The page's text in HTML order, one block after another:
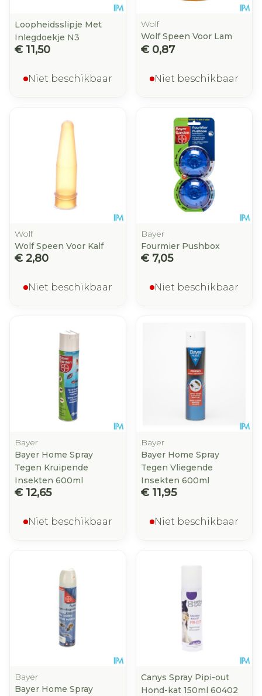
Loopheidsslipje Met
Inlegdoekje N3
€ 11,50
Niet beschikbaar
Wolf
Wolf Speen Voor Lam
€ 0,87
Niet beschikbaar
Wolf
Wolf Speen Voor Kalf
€ 2,80
Niet beschikbaar
Bayer
Fourmier Pushbox
€ 7,05
Niet beschikbaar
Bayer
Bayer Home Spray
Tegen Kruipende
Insekten 600ml
€ 12,65
Niet beschikbaar
Bayer
Bayer Home Spray
Tegen Vliegende
Insekten 600ml
€ 11,95
Niet beschikbaar
Bayer
Bayer Home Spray
Canys Spray Pipi-out
Hond-kat 150ml 60402